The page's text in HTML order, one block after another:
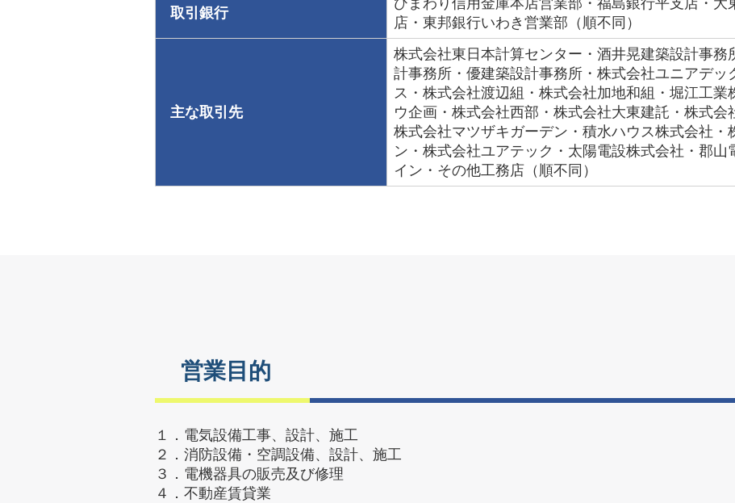
取引銀行
ひまわり信用金庫本店営業部・福島銀行平支店・大
店・東邦銀行いわき営業部（順不同）
主な取引先
株式会社東日本計算センター・酒井晃建築設計事務
計事務所・優建築設計事務所・株式会社ユニアデッ
ス・株式会社渡辺組・株式会社加地和組・堀江工業
ウ企画・株式会社西部・株式会社大東建託・株式会
株式会社マツザキガーデン・積水ハウス株式会社・
ン・株式会社ユアテック・太陽電設株式会社・郡
イン・その他工務店（順不同）
営業目的
１．電気設備工事、設計、施工
２．消防設備・空調設備、設計、施工
３．電機器具の販売及び修理
４．不動産賃貸業